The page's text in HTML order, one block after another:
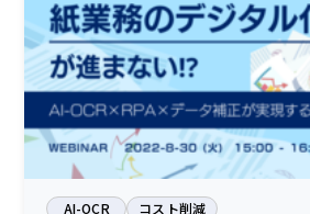
AI-OCR コスト削減